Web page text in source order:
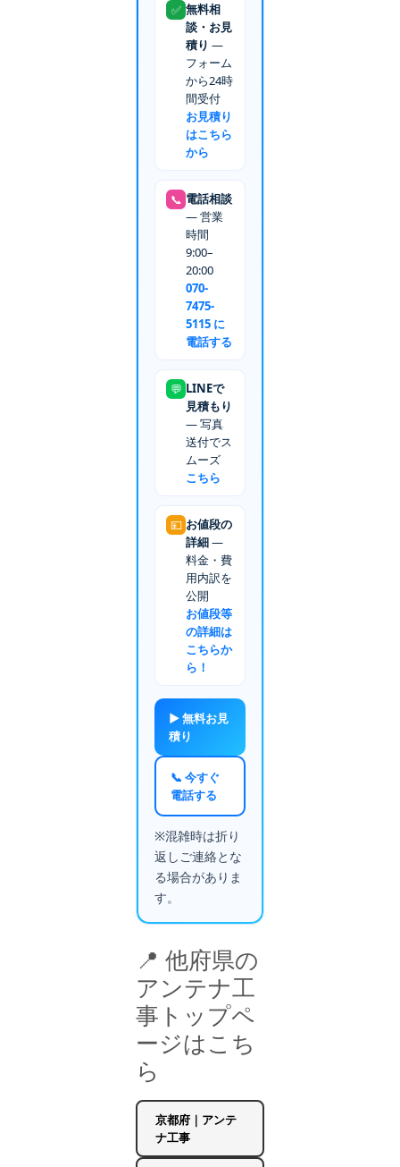
✅ 無料相
談・お見
積り —
フォーム
から24時
間受付
お見積り
はこちら
から
📞 電話相談
— 営業
時間
9:00–
20:00
070-
7475-
5115 に
電話する
💬 LINEで
見積もり
— 写真
送付でス
ムーズ
こちら
💴 お値段の
詳細—
料金・費
用内訳を
公開
お値段等
の詳細は
こちらか
ら！
▶ 無料お見
積り
📞 今すぐ
電話する
※混雑時は折り
返しご連絡とな
る場合がありま
す。
📍 他府県の
アンテナ工
事トップペ
ージはこち
ら
京都府｜アンテ
ナ工事